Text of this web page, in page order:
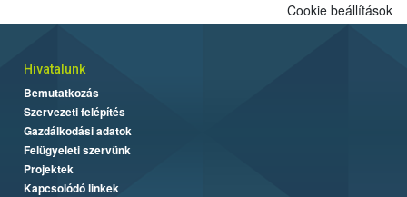
Cookie beállítások
Hivatalunk
Bemutatkozás
Szervezeti felépítés
Gazdálkodási adatok
Felügyeleti szervünk
Projektek
Kapcsolódó linkek